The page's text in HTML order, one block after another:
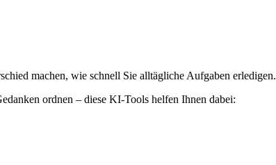
machen, wie schnell Sie alltägliche Aufgaben erledigen.
ordnen – diese KI-Tools helfen Ihnen dabei: